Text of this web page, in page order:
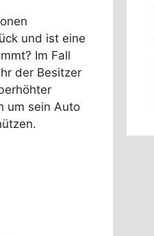
und ist eine
Im Fall
der Besitzer
um sein Auto